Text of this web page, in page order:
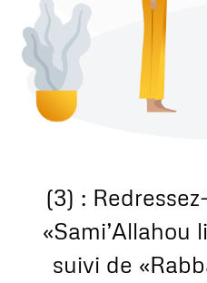
(3) :
«Sami’Allahou
suivi de